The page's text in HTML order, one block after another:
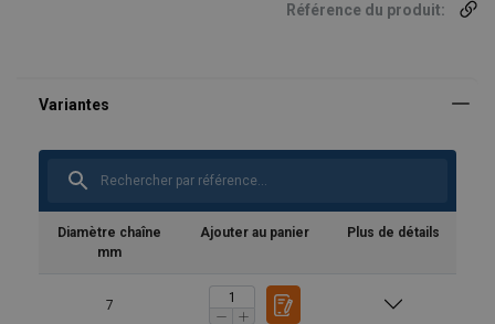
Référence du produit:
Diamètre chaîne
mm
Ajouter au panier Plus de détails
7